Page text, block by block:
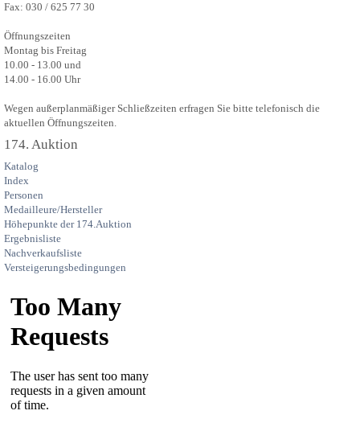
Fax: 030 / 625 77 30
Öffnungszeiten
Montag bis Freitag
10.00 - 13.00 und
14.00 - 16.00 Uhr
Wegen außerplanmäßiger Schließzeiten erfragen Sie bitte telefonisch die
aktuellen Öffnungszeiten.
174. Auktion
Katalog
Index
Personen
Medailleure/Hersteller
Höhepunkte der 174.Auktion
Ergebnisliste
Nachverkaufsliste
Versteigerungsbedingungen